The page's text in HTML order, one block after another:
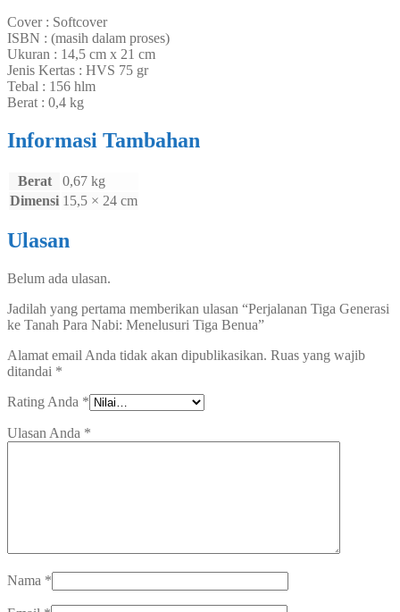
Cover : Softcover
ISBN : (masih dalam proses)
Ukuran : 14,5 cm x 21 cm
Jenis Kertas : HVS 75 gr
Tebal : 156 hlm
Berat : 0,4 kg
Informasi Tambahan
Berat
0,67 kg
Dimensi 15,5 × 24 cm
Ulasan
Belum ada ulasan.
Jadilah yang pertama memberikan ulasan “Perjalanan Tiga Generasi
ke Tanah Para Nabi: Menelusuri Tiga Benua”
Alamat email Anda tidak akan dipublikasikan. Ruas yang wajib
ditandai *
Rating Anda *
Ulasan Anda *
Nama *